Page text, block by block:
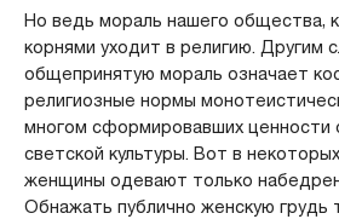
Но ведь мораль нашего общества,
корнями уходит в религию. Другим
общепринятую мораль означает
религиозные нормы
многом сформировавших ценности
светской культуры. Вот в
женщины одевают только
Обнажать публично женскую грудь